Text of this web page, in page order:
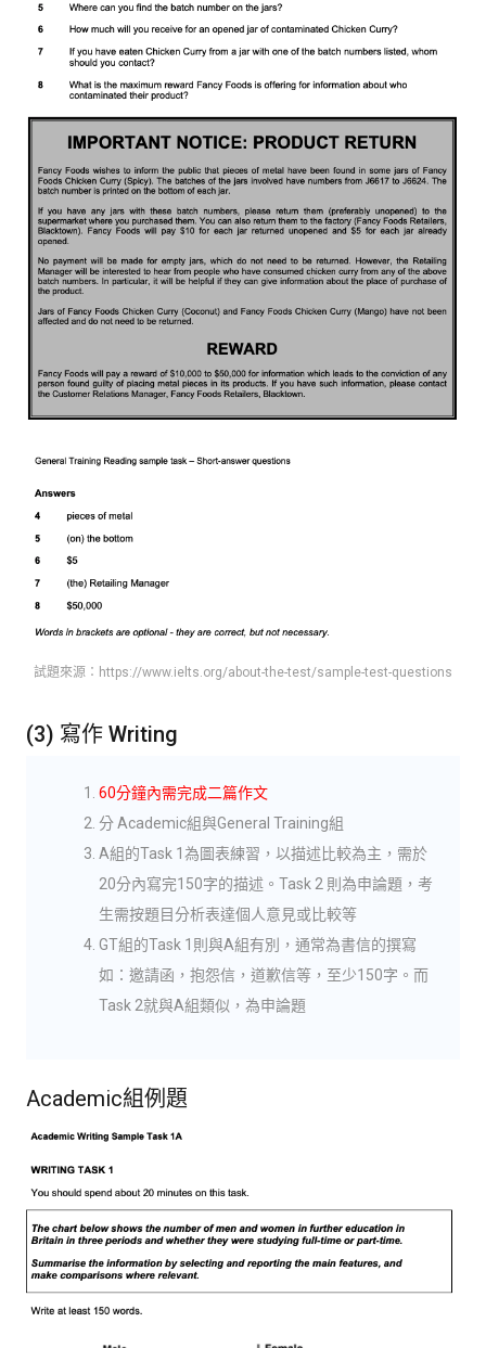
試題來源：https://www.ielts.org/about-the-test/sample-test-questions
(3) 寫作 Writing
60分鐘內需完成二篇作文
分 Academic組與General Training組
A組的Task 1為圖表練習，以描述比較為主，需於
20分內寫完150字的描述。Task 2 則為申論題，考
生需按題目分析表達個人意見或比較等
GT組的Task 1則與A組有別，通常為書信的撰寫
如：邀請函，抱怨信，道歉信等，至少150字。而
Task 2就與A組類似，為申論題
Academic組例題